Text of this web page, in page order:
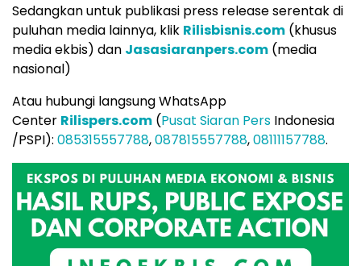
Sedangkan untuk publikasi press release serentak di
puluhan media lainnya, klik Rilisbisnis.com (khusus
media ekbis) dan Jasasiaranpers.com (media
nasional)
Atau hubungi langsung WhatsApp
Center Rilispers.com (Pusat Siaran Pers Indonesia
/PSPI): 085315557788,087815557788,08111157788.